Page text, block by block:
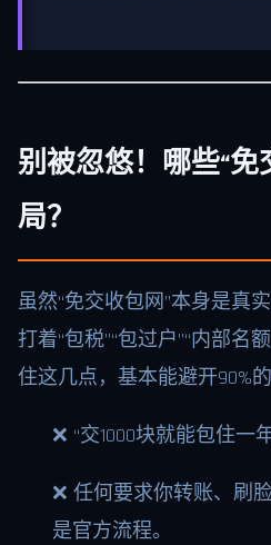
别被忽悠！哪些“免
局？
虽然“免交收包网”本身是真
打着“包税”“包过户”“内部名
住这几点，基本能避开90%的
❌ “交1000块就能包住一
❌ 任何要求你转账、刷
是官方流程。